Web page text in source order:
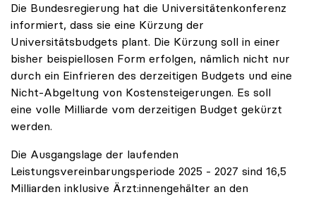
Die Bundesregierung hat die Universitätenkonferenz
informiert, dass sie eine Kürzung der
Universitätsbudgets plant. Die Kürzung soll in einer
bisher beispiellosen Form erfolgen, nämlich nicht nur
durch ein Einfrieren des derzeitigen Budgets und eine
Nicht-Abgeltung von Kostensteigerungen. Es soll
eine volle Milliarde vom derzeitigen Budget gekürzt
werden.
Die Ausgangslage der laufenden
Leistungsvereinbarungsperiode 2025 - 2027 sind 16,5
Milliarden inklusive Ärzt:innengehälter an den